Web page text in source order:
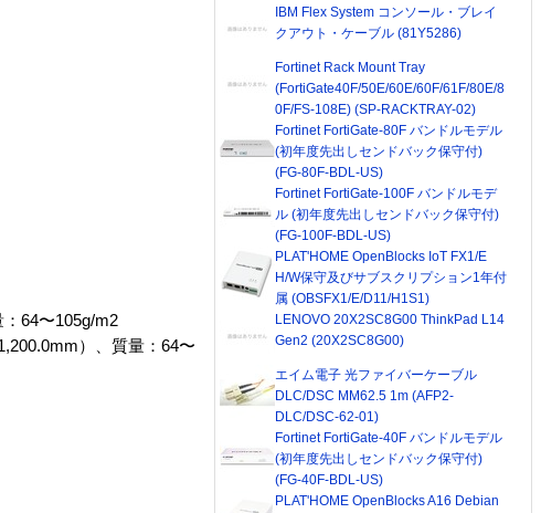
64〜105g/m2
）、質量：64〜
IBM Flex System コンソール・ブレイ
クアウト・ケーブル (81Y5286)
Fortinet Rack Mount Tray
(FortiGate40F/50E/60E/60F/61F/80E/8
0F/FS-108E) (SP-RACKTRAY-02)
Fortinet FortiGate-80F バンドルモデル
(初年度先出しセンドバック保守付)
(FG-80F-BDL-US)
Fortinet FortiGate-100F バンドルモデ
ル (初年度先出しセンドバック保守付)
(FG-100F-BDL-US)
PLAT'HOME OpenBlocks IoT FX1/E
H/W保守及びサブスクリプション1年付
属 (OBSFX1/E/D11/H1S1)
LENOVO 20X2SC8G00 ThinkPad L14
Gen2 (20X2SC8G00)
エイム電子 光ファイバーケーブル
DLC/DSC MM62.5 1m (AFP2-
DLC/DSC-62-01)
Fortinet FortiGate-40F バンドルモデル
(初年度先出しセンドバック保守付)
(FG-40F-BDL-US)
PLAT'HOME OpenBlocks A16 Debian